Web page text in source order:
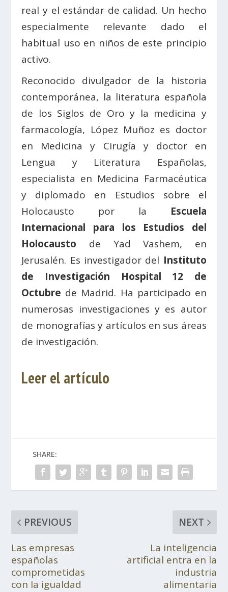
real y el estándar de calidad. Un hecho
especialmente relevante dado el
habitual uso en niños de este principio
activo.
Reconocido divulgador de la historia
contemporánea, la literatura española
de los Siglos de Oro y la medicina y
farmacología, López Muñoz es doctor
en Medicina y Cirugía y doctor en
Lengua y Literatura Españolas,
especialista en Medicina Farmacéutica
y diplomado en Estudios sobre el
Holocausto por la Escuela
Internacional para los Estudios del
Holocausto de Yad Vashem, en
Jerusalén. Es investigador del Instituto
de Investigación Hospital 12 de
Octubre de Madrid. Ha participado en
numerosas investigaciones y es autor
de monografías y artículos en sus áreas
de investigación.
Leer el artículo
SHARE:
PREVIOUS
Las empresas
españolas
comprometidas
con la igualdad
NEXT
La inteligencia
artificial entra en la
industria
alimentaria